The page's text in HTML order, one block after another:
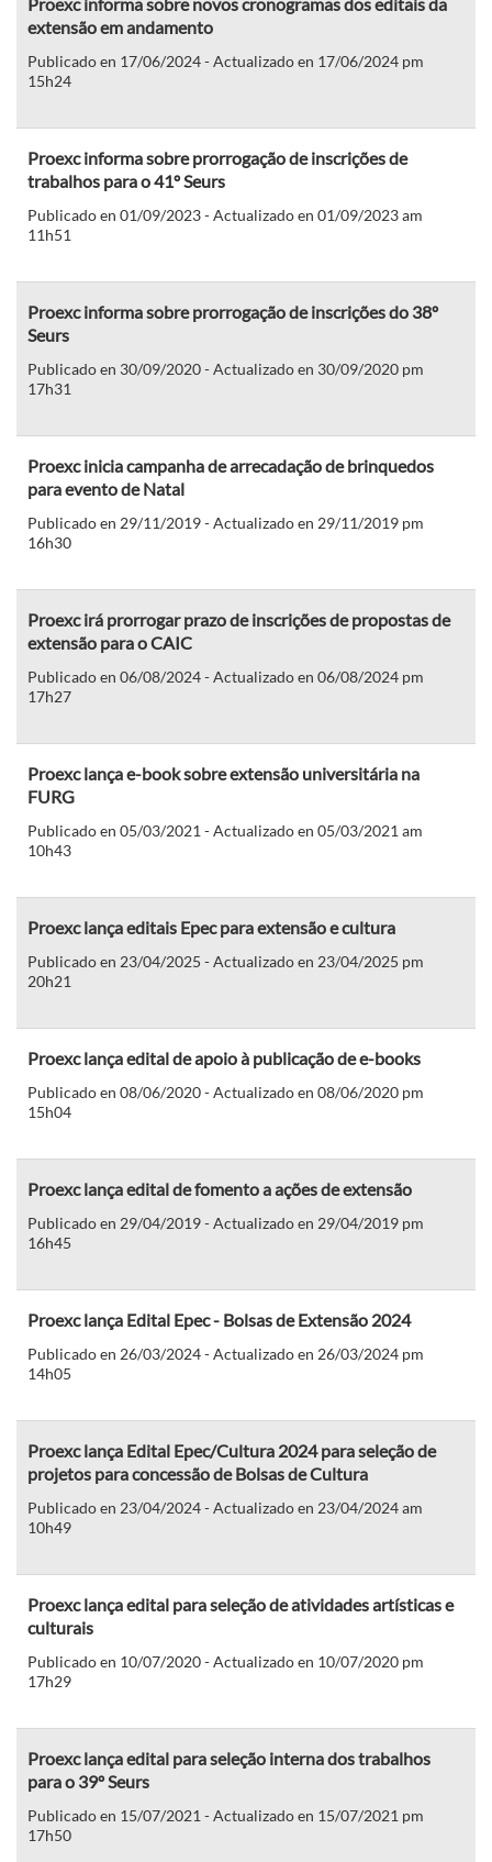
extensão em andamento
Publicado en 17/06/2024 - Actualizado en 17/06/2024 pm
15h24
Proexc informa sobre prorrogação de inscrições de
trabalhos para o 41º Seurs
Publicado en 01/09/2023 - Actualizado en 01/09/2023 am
11h51
Proexc informa sobre prorrogação de inscrições do 38º
Seurs
Publicado en 30/09/2020 - Actualizado en 30/09/2020 pm
17h31
Proexc inicia campanha de arrecadação de brinquedos
para evento de Natal
Publicado en 29/11/2019 - Actualizado en 29/11/2019 pm
16h30
Proexc irá prorrogar prazo de inscrições de propostas de
extensão para o CAIC
Publicado en 06/08/2024 - Actualizado en 06/08/2024 pm
17h27
Proexc lança e-book sobre extensão universitária na
FURG
Publicado en 05/03/2021 - Actualizado en 05/03/2021 am
10h43
Proexc lança editais Epec para extensão e cultura
Publicado en 23/04/2025 - Actualizado en 23/04/2025 pm
20h21
Proexc lança edital de apoio à publicação de e-books
Publicado en 08/06/2020 - Actualizado en 08/06/2020 pm
15h04
Proexc lança edital de fomento a ações de extensão
Publicado en 29/04/2019 - Actualizado en 29/04/2019 pm
16h45
Proexc lança Edital Epec - Bolsas de Extensão 2024
Publicado en 26/03/2024 - Actualizado en 26/03/2024 pm
14h05
Proexc lança Edital Epec/Cultura 2024 para seleção de
projetos para concessão de Bolsas de Cultura
Publicado en 23/04/2024 - Actualizado en 23/04/2024 am
10h49
Proexc lança edital para seleção de atividades artísticas e
culturais
Publicado en 10/07/2020 - Actualizado en 10/07/2020 pm
17h29
Proexc lança edital para seleção interna dos trabalhos
para o 39º Seurs
Publicado en 15/07/2021 - Actualizado en 15/07/2021 pm
17h50